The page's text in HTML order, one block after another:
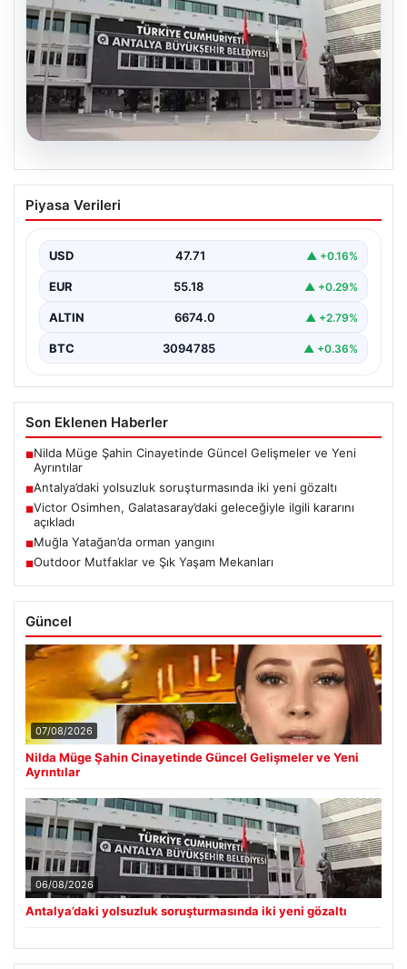
06.08.2026
Antalya’daki yolsuzluk soruşturmasında
iki yeni gözaltı
Yeni Gözaltı İşlemi", "content": "Antalya Büyükşehir
Belediyesi'ne yönelik…
Piyasa Verileri
USD 47.71 ▲ +0.16%
EUR 55.18 ▲ +0.29%
ALTIN 6674.0 ▲ +2.79%
BTC 3094785 ▲ +0.36%
Son Eklenen Haberler
■Nilda Müge Şahin Cinayetinde Güncel Gelişmeler ve Yeni
Ayrıntılar
■Antalya’daki yolsuzluk soruşturmasında iki yeni gözaltı
■Victor Osimhen, Galatasaray’daki geleceğiyle ilgili kararını
açıkladı
■Muğla Yatağan’da orman yangını
■Outdoor Mutfaklar ve Şık Yaşam Mekanları
Güncel
07/08/2026
Nilda Müge Şahin Cinayetinde Güncel Gelişmeler ve Yeni
Ayrıntılar
06/08/2026
Antalya’daki yolsuzluk soruşturmasında iki yeni gözaltı